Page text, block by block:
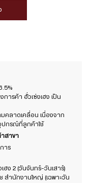
ารค้า ฮั่วเซ่งเฮง เป็น
คลาดเคลื่อน เนื่องจาก
ปกรณ์ที่ลูกค้าใช้
สาขา
าร
ฮง 2 (วันจันทร์-วันเสาร์)
สำนักงานใหญ่ (เฉพาะวัน